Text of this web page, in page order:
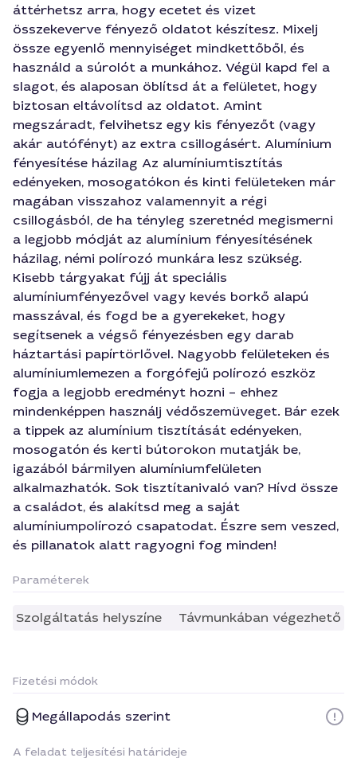
áttérhetsz arra, hogy ecetet és vizet
összekeverve fényező oldatot készítesz. Mixelj
össze egyenlő mennyiséget mindkettőből, és
használd a súrolót a munkához. Végül kapd fel a
slagot, és alaposan öblítsd át a felületet, hogy
biztosan eltávolítsd az oldatot. Amint
megszáradt, felvihetsz egy kis fényezőt (vagy
akár autófényt) az extra csillogásért. Alumínium
fényesítése házilag Az alumíniumtisztítás
edényeken, mosogatókon és kinti felületeken már
magában visszahoz valamennyit a régi
csillogásból, de ha tényleg szeretnéd megismerni
a legjobb módját az alumínium fényesítésének
házilag, némi polírozó munkára lesz szükség.
Kisebb tárgyakat fújj át speciális
alumíniumfényezővel vagy kevés borkő alapú
masszával, és fogd be a gyerekeket, hogy
segítsenek a végső fényezésben egy darab
háztartási papírtörlővel. Nagyobb felületeken és
alumíniumlemezen a forgófejű polírozó eszköz
fogja a legjobb eredményt hozni – ehhez
mindenképpen használj védőszemüveget. Bár ezek
a tippek az alumínium tisztítását edényeken,
mosogatón és kerti bútorokon mutatják be,
igazából bármilyen alumíniumfelületen
alkalmazhatók. Sok tisztítanivaló van? Hívd össze
a családot, és alakítsd meg a saját
alumíniumpolírozó csapatodat. Észre sem veszed,
és pillanatok alatt ragyogni fog minden!
Paraméterek
Szolgáltatás helyszíne Távmunkában végezhető
Fizetési módok
Megállapodás szerint
A feladat teljesítési határideje